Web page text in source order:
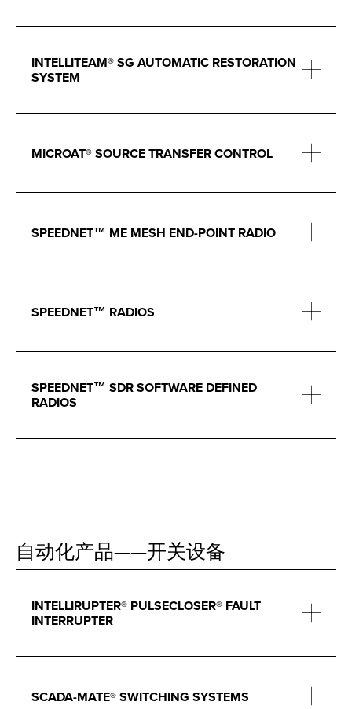
INTELLITEAM® SG AUTOMATIC RESTORATION
SYSTEM
MICROAT® SOURCE TRANSFER CONTROL
SPEEDNET™ ME MESH END-POINT RADIO
SPEEDNET™ RADIOS
SPEEDNET™ SDR SOFTWARE DEFINED
RADIOS
自动化产品——开关设备
INTELLIRUPTER® PULSECLOSER® FAULT
INTERRUPTER
SCADA-MATE® SWITCHING SYSTEMS